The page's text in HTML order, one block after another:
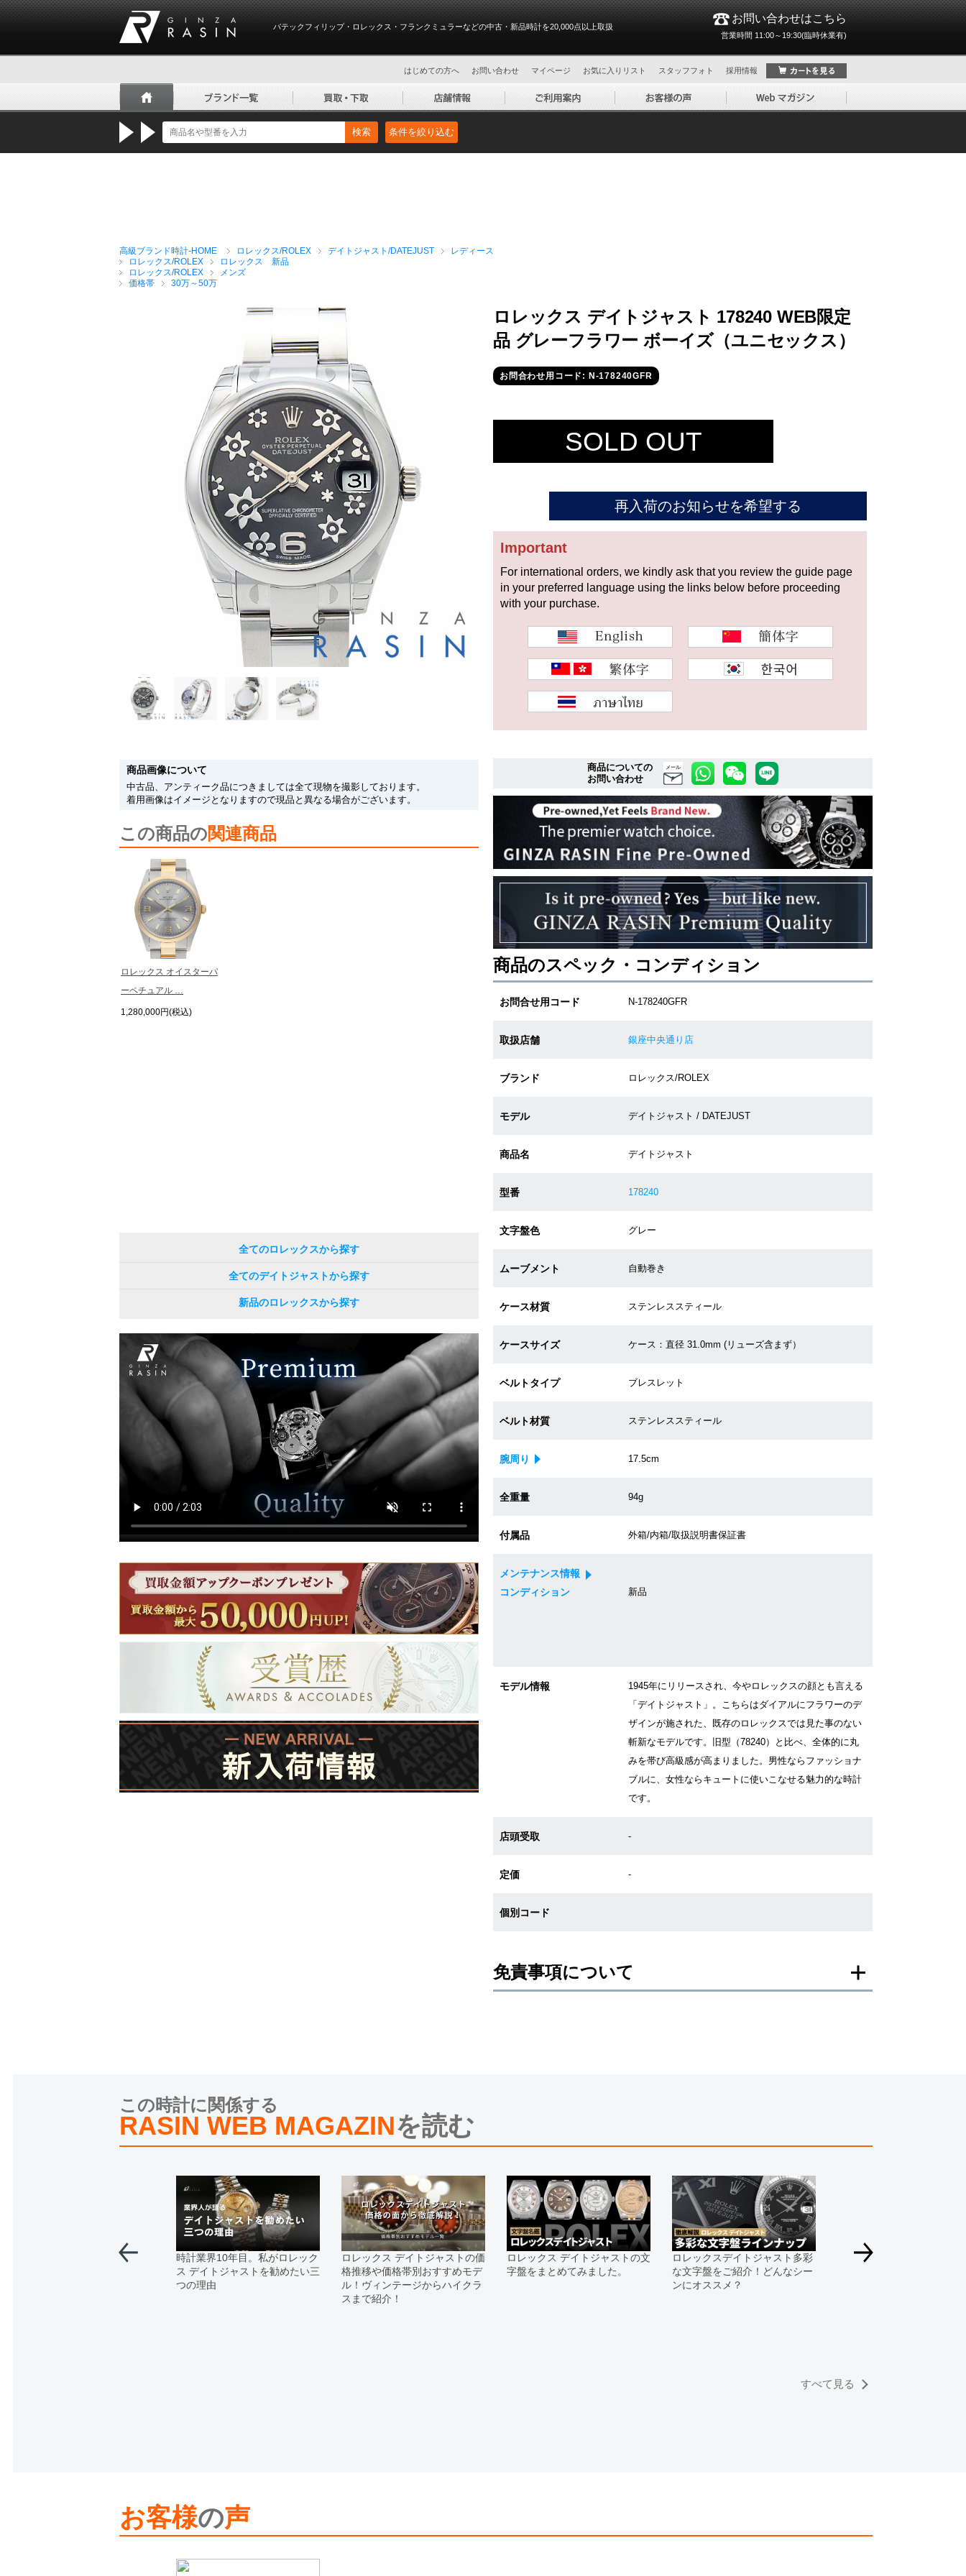
パテックフィリップ・ロレックス・フランクミュラーなどの中古・新品時計を20,000点以上取扱
お問い合わせはこちら
営業時間 11:00～19:30(臨時休業有)
はじめての方へ お問い合わせ マイページ お気に入りリスト スタッフフォト 採用情報
検索 条件を絞り込む
高級ブランド時計-HOME ロレックス/ROLEX デイトジャスト/DATEJUST
レディース
ロレックス/ROLEX
ロレックス 新品
ロレックス/ROLEX
メンズ
価格帯
30万～50万
ロレックス デイトジャスト 178240 WEB限定
品 グレーフラワー ボーイズ（ユニセックス）
お問合わせ用コード: N-178240GFR
SOLD OUT
再入荷のお知らせを希望する
Important
For international orders, we kindly ask that you review the guide page
in your preferred language using the links below before proceeding
with your purchase.
商品画像について
中古品、アンティーク品につきましては全て現物を撮影しております。
着用画像はイメージとなりますので現品と異なる場合がございます。
この商品の関連商品
ロレックス オイスターパ
ーペチュアル …
1,280,000円(税込)
全てのロレックスから探す
全てのデイトジャストから探す
新品のロレックスから探す
商品についての
お問い合わせ
メール
商品のスペック・コンディション
お問合せ用コード N-178240GFR
取扱店舗 銀座中央通り店
ブランド ロレックス/ROLEX
モデル デイトジャスト / DATEJUST
商品名 デイトジャスト
型番 178240
文字盤色 グレー
ムーブメント 自動巻き
ケース材質 ステンレススティール
ケースサイズ ケース：直径 31.0mm (リューズ含まず）
ベルトタイプ ブレスレット
ベルト材質 ステンレススティール
腕周り 17.5cm
全重量 94g
付属品 外箱/内箱/取扱説明書保証書
メンテナンス情報
コンディション
新品
モデル情報
1945年にリリースされ、今やロレックスの顔とも言える
「デイトジャスト」。こちらはダイアルにフラワーのデ
ザインが施された、既存のロレックスでは見た事のない
斬新なモデルです。旧型（78240）と比べ、全体的に丸
みを帯び高級感が高まりました。男性ならファッショナ
ブルに、女性ならキュートに使いこなせる魅力的な時計
です。
店頭受取 -
定価 -
個別コード
免責事項について
※当店では店頭販売も行っております為、サイトでのご注文と店頭処理との時間差で在庫
また、ご来店にてご購入を希望される場合にも、事前に在庫の確認をお電話かメールにて
お問い合わせいただけますようお願いいたします。
※アンティーク品やユーズド品の場合、外装および内部機械に代替部品を使用している場
合がございます。
※表示の定価は、入荷時の価格となっております。
現在の定価と異なる場合がございますのでご了承くださいませ。
この時計に関係する
RASIN WEB MAGAZINを読む
時計業界10年目。私がロレック
ス デイトジャストを勧めたい三
つの理由
ロレックス デイトジャストの価
格推移や価格帯別おすすめモデ
ル！ヴィンテージからハイクラ
スまで紹介！
ロレックス デイトジャストの文
字盤をまとめてみました。
ロレックスデイトジャスト多彩
な文字盤をご紹介！どんなシー
ンにオススメ？
すべて見る
お客様の声